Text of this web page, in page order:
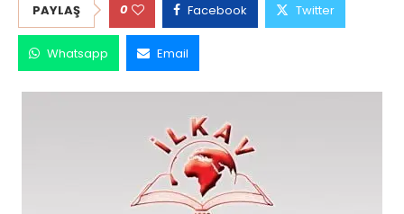
PAYLAŞ 0 Facebook Twitter
Whatsapp Email